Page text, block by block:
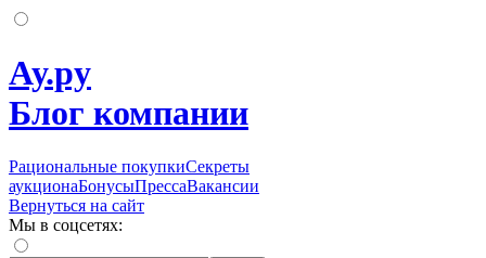
Ау.ру
Блог компании
Рациональные покупкиСекреты
аукционаБонусыПрессаВакансии
Вернуться на сайт
Мы в соцсетях: